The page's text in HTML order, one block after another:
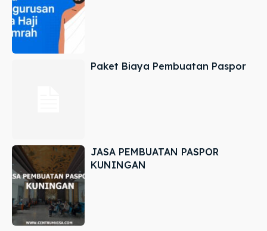
Paket Biaya Pembuatan Paspor
JASA PEMBUATAN PASPOR
KUNINGAN